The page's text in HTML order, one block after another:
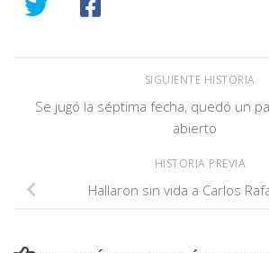
SIGUIENTE HISTORIA
Se jugó la séptima fecha, quedó un
abierto
HISTORIA PREVIA
Hallaron sin vida a Carlos